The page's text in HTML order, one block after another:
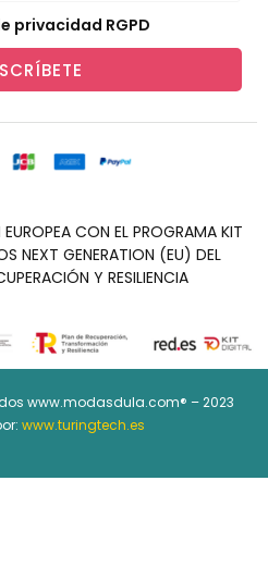
privacidad RGPD
CON EL PROGRAMA KIT
NEXT GENERATION (EU) DEL
Y RESILIENCIA
www.modasdula.com® – 2023
www.turingtech.es